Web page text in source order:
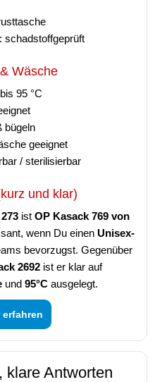
schadstoffgeprüft
Wäsche
95 °C
bügeln
geeignet
/ sterilisierbar
und klar)
ist OP Kasack 769 von
wenn Du einen Unisex-
bevorzugst. Gegenüber
2692 ist er klar auf
und 95°Causgelegt.
erfahren
klare Antworten